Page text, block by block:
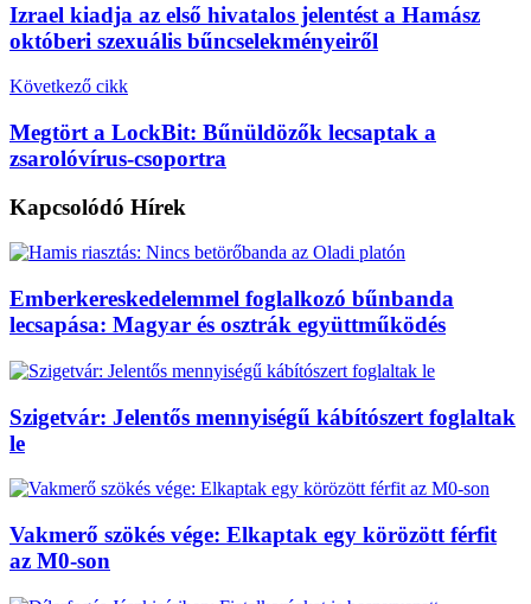
Izrael kiadja az első hivatalos jelentést a Hamász
októberi szexuális bűncselekményeiről
Következő cikk
Megtört a LockBit: Bűnüldözők lecsaptak a
zsarolóvírus-csoportra
Kapcsolódó Hírek
Emberkereskedelemmel foglalkozó bűnbanda
lecsapása: Magyar és osztrák együttműködés
Szigetvár: Jelentős mennyiségű kábítószert foglaltak
le
Vakmerő szökés vége: Elkaptak egy körözött férfit
az M0-son